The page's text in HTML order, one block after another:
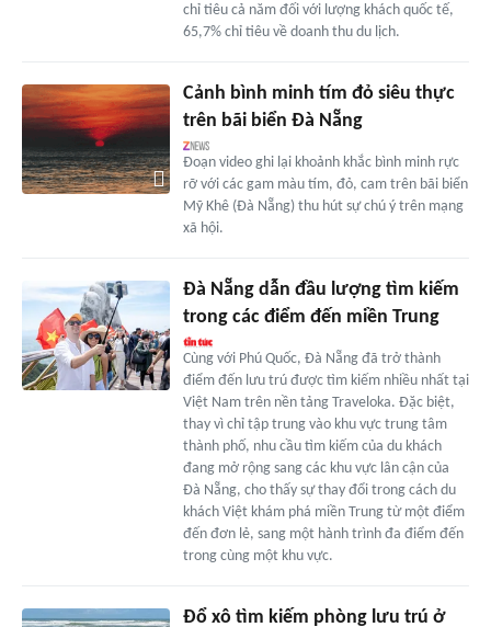
chỉ tiêu cả năm đối với lượng khách quốc tế,
65,7% chỉ tiêu về doanh thu du lịch.
Cảnh bình minh tím đỏ siêu thực
trên bãi biển Đà Nẵng
Đoạn video ghi lại khoảnh khắc bình minh rực
rỡ với các gam màu tím, đỏ, cam trên bãi biển
Mỹ Khê (Đà Nẵng) thu hút sự chú ý trên mạng
xã hội.
Đà Nẵng dẫn đầu lượng tìm kiếm
trong các điểm đến miền Trung
Cùng với Phú Quốc, Đà Nẵng đã trở thành
điểm đến lưu trú được tìm kiếm nhiều nhất tại
Việt Nam trên nền tảng Traveloka. Đặc biệt,
thay vì chỉ tập trung vào khu vực trung tâm
thành phố, nhu cầu tìm kiếm của du khách
đang mở rộng sang các khu vực lân cận của
Đà Nẵng, cho thấy sự thay đổi trong cách du
khách Việt khám phá miền Trung từ một điểm
đến đơn lẻ, sang một hành trình đa điểm đến
trong cùng một khu vực.
Đổ xô tìm kiếm phòng lưu trú ở